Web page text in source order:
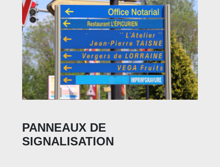
PANNEAUX DE
SIGNALISATION